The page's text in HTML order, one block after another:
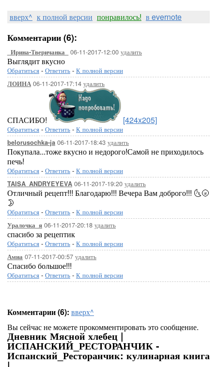
вверх^ к полной версии понравилось! в evernote
Комментарии (6):
_Ирина-Тверичанка_ 06-11-2017-12:00 удалить
Выглядит вкусно
Обратиться - Ответить - К полной версии
ЛОИНА 06-11-2017-17:14 удалить
СПАСИБО! [424x205]
Обратиться - Ответить - К полной версии
belorusochka-ja 06-11-2017-18:43 удалить
Покупала...тоже вкусно и недорого!Самой не приходилось
печь!
Обратиться - Ответить - К полной версии
TAISA_ANDRYEYEVA 06-11-2017-19:20 удалить
Отличный рецепт!!! Благодарю!!! Вечера Вам доброго!!! 🌜🌝
🌛
Обратиться - Ответить - К полной версии
Уралочка_я 06-11-2017-20:18 удалить
спасибо за рецептик
Обратиться - Ответить - К полной версии
Амиа 07-11-2017-00:57 удалить
Спасибо большое!!!
Обратиться - Ответить - К полной версии
Комментарии (6): вверх^
Вы сейчас не можете прокомментировать это сообщение.
Дневник Мясной хлебец |
ИСПАНСКИЙ_РЕСТОРАНЧИК -
Испанский_Ресторанчик: кулинарная книга